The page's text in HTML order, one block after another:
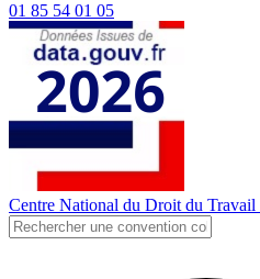
01 85 54 01 05
Centre National du Droit du Travail